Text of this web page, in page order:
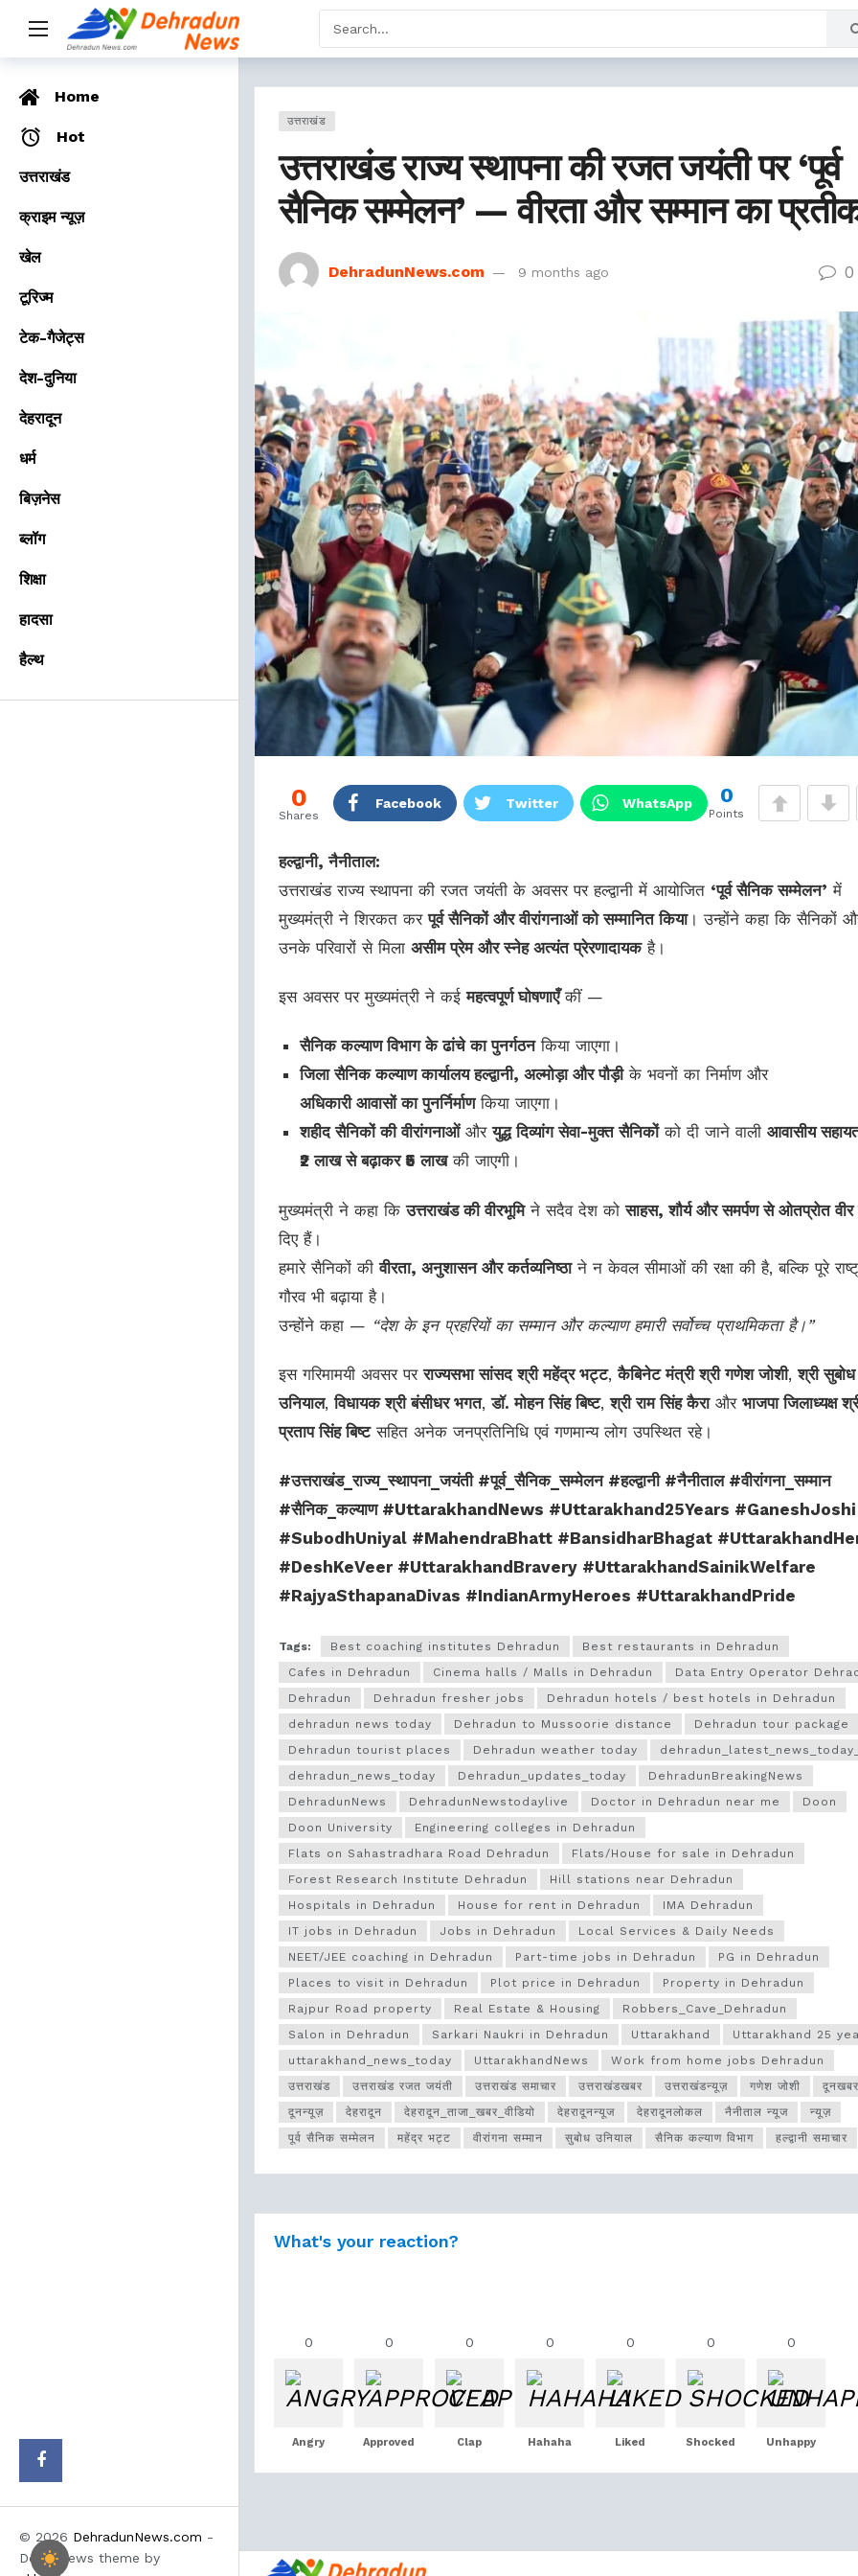
उत्तराखंड
उत्तराखंड राज्य स्थापना की रजत जयंती पर ‘पूर्व
सैनिक सम्मेलन’ — वीरता और सम्मान का
DehradunNews.com 9 months ago 0
0
Shares
Facebook Twitter WhatsApp 0
Points
हल्द्वानी, नैनीताल:
उत्तराखंड राज्य स्थापना की रजत जयंती के अवसर पर हल्द्वानी में आयोजित ‘पूर्व सैनिक सम्मेलन’ में
मुख्यमंत्री ने शिरकत करपूर्व सैनिकों और वीरांगनाओं को सम्मानित किया। उन्होंने कहा कि सैनिकों
उनके परिवारों से मिला असीम प्रेम और स्नेह अत्यंत प्रेरणादायकहै।
इस अवसर पर मुख्यमंत्री ने कईमहत्वपूर्ण घोषणाएँकीं —
सैनिक कल्याण विभाग के ढांचे का पुनर्गठनकिया जाएगा।
जिला सैनिक कल्याण कार्यालय हल्द्वानी, अल्मोड़ा और पौड़ीके भवनों का निर्माण और
अधिकारी आवासों का पुनर्निर्माणकिया जाएगा।
शहीद सैनिकों की वीरांगनाओंऔरयुद्ध दिव्यांग सेवा-मुक्त सैनिकोंको दी जाने वालीआवासीय
₹2 लाख से बढ़ाकर ₹5 लाखकी जाएगी।
मुख्यमंत्री ने कहा किउत्तराखंड की वीरभूमिने सदैव देश कोसाहस, शौर्य और समर्पण से ओतप्रोत
दिए हैं।
हमारे सैनिकों कीवीरता, अनुशासन और कर्तव्यनिष्ठाने न केवल सीमाओं की रक्षा की है, बल्कि पूरे
गौरव भी बढ़ाया है।
उन्होंने कहा — “देश के इन प्रहरियों का सम्मान और कल्याण हमारी सर्वोच्च प्राथमिकता है।”
इस गरिमामयी अवसर परराज्यसभा सांसद श्री महेंद्र भट्ट,कैबिनेट मंत्री श्री गणेश जोशी,श्री सुबोध
उनियाल,विधायक श्री बंसीधर भगत,डॉ. मोहन सिंह बिष्ट,श्री राम सिंह कैराऔर भाजपा जिलाध्यक्ष
प्रताप सिंह बिष्टसहित अनेक जनप्रतिनिधि एवं गणमान्य लोग उपस्थित रहे।
#उत्तराखंड_राज्य_स्थापना_जयंती #पूर्व_सैनिक_सम्मेलन #हल्द्वानी #नैनीताल #वीरांगना_सम्मान
#सैनिक_कल्याण #UttarakhandNews #Uttarakhand25Years #GaneshJoshi
#SubodhUniyal #MahendraBhatt #BansidharBhagat
#DeshKeVeer #UttarakhandBravery #UttarakhandSainikWelfare
#RajyaSthapanaDivas #IndianArmyHeroes #UttarakhandPride
Tags: Best coaching institutes Dehradun
Best restaurants in Dehradun
Cafes in Dehradun
Cinema halls / Malls in Dehradun
Data Entry Operator
Dehradun
Dehradun fresher jobs
Dehradun hotels / best hotels in Dehradun
dehradun news today
Dehradun to Mussoorie distance
Dehradun tour package
Dehradun tourist places
Dehradun weather today
dehradun_news_today
Dehradun_updates_today
DehradunBreakingNews
DehradunNews
DehradunNewstodaylive Doctor in Dehradun near me
Doon
Doon University
Engineering colleges in Dehradun
Flats on Sahastradhara Road Dehradun
Flats/House for sale in Dehradun
Forest Research Institute Dehradun
Hill stations near Dehradun
Hospitals in Dehradun
House for rent in Dehradun
IMA Dehradun
IT jobs in Dehradun
Jobs in Dehradun
Local Services & Daily Needs
NEET/JEE coaching in Dehradun
Part-time jobs in Dehradun
PG in Dehradun
Places to visit in Dehradun
Plot price in Dehradun
Property in Dehradun
Rajpur Road property
Real Estate & Housing
Robbers_Cave_Dehradun
Salon in Dehradun
Sarkari Naukri in Dehradun Uttarakhand
Uttarakhand 25
uttarakhand_news_today
UttarakhandNews
Work from home jobs Dehradun
उत्तराखंड
उत्तराखंड रजत जयंती उत्तराखंड समाचार उत्तराखंडखबर उत्तराखंडन्यूज़ गणेश जोशी
दूनखबर
दूनन्यूज़
देहरादून देहरादून_ताजा_खबर_वीडियो देहरादूनन्यूज देहरादूनलोकल नैनीताल न्यूज
न्यूज़
पूर्व सैनिक सम्मेलन
महेंद्र भट्ट वीरांगना सम्मान सुबोध उनियाल सैनिक कल्याण विभाग हल्द्वानी समाचार
What's your reaction?
0
Angry
0
Approved
0
Clap
0
Hahaha
0
Liked
0
Shocked
0
Unhappy
Home
Hot
उत्तराखंड
क्राइम न्यूज़
खेल
टूरिज्म
टेक-गैजेट्स
देश-दुनिया
देहरादून
धर्म
बिज़नेस
ब्लॉग
शिक्षा
हादसा
हैल्थ
© 2026 DehradunNews.com -
Doon News theme by